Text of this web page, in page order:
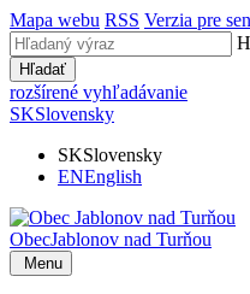
Mapa webu RSS Verzia pre
Hľadať
rozšírené vyhľadávanie
SKSlovensky
SKSlovensky
ENEnglish
ObecJablonov nad Turňou
Menu